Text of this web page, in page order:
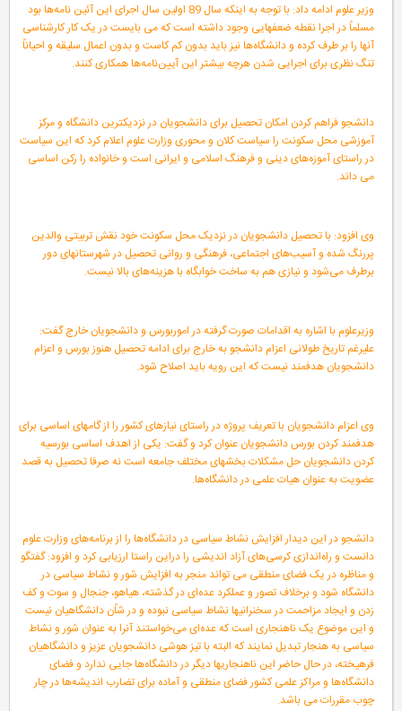
وزیر علوم ادامه داد: با توجه به اینکه سال 89 اولین سال اجرای این آئین نامه‌ها بود
مسلماً در اجرا نقطه ضعفهایی وجود داشته است که می بایست در یک کار کارشناسی
آنها را بر طرف کرده و دانشگاه‌ها نیز باید بدون کم کاست و بدون اعمال سلیقه و احیاناً
تنگ نظری برای اجرایی شدن هرچه بیشتر این آیین‌نامه‌ها همکاری کنند.
دانشجو فراهم کردن امکان تحصیل برای دانشجویان در نزدیکترین دانشگاه و مرکز
آموزشی محل سکونت را سیاست کلان و محوری وزارت علوم اعلام کرد که این سیاست
در راستای آموزه‌های دینی و فرهنگ اسلامی و ایرانی است و خانواده را رکن اساسی
می داند.
وی افزود: با تحصیل دانشجویان در نزدیک محل سکونت خود نقش تربیتی والدین
پررنگ شده و آسیب‌های اجتماعی، فرهنگی و روانی تحصیل در شهرستانهای دور
برطرف می‌شود و نیازی هم به ساخت خوابگاه با هزینه‌های بالا نیست.
وزیرعلوم با اشاره به اقدامات صورت گرفته در اموربورس و دانشجویان خارج گفت:
علیرغم تاریخ طولانی اعزام دانشجو به خارج برای ادامه تحصیل هنوز بورس و اعزام
دانشجویان هدفمند نیست که این رویه باید اصلاح شود.
وی اعزام دانشجویان با تعریف پروژه در راستای نیازهای کشور را از گامهای اساسی برای
هدفمند کردن بورس دانشجویان عنوان کرد و گفت: یکی از اهدف اساسی بورسیه
کردن دانشجویان حل مشکلات بخشهای مختلف جامعه است نه صرفا تحصیل به قصد
عضویت به عنوان هیات علمی در دانشگاه‌ها.
دانشجو در این دیدار افزایش نشاط سیاسی در دانشگاه‌ها را از برنامه‌های وزارت علوم
دانست و راه‌اندازی کرسی‌های آزاد اندیشی را دراین راستا ارزیابی کرد و افزود: گفتگو
و مناظره در یک فضای منطقی می تواند منجر به افزایش شور و نشاط سیاسی در
دانشگاه شود و برخلاف تصور و عملکرد عده‌ای در گذشته، هیاهو، جنجال و سوت و کف
زدن و ایجاد مزاحمت در سخنرانیها نشاط سیاسی نبوده و در شاًن دانشگاهیان نیست
و این موضوع یک ناهنجاری است که عده‌ای می‌خواستند آنرا به عنوان شور و نشاط
سیاسی به هنجار تبدیل نمایند که البته با تیز هوشی دانشجویان عزیز و دانشگاهیان
فرهیخته، در حال حاضر این ناهنجاریها دیگر در دانشگاه‌ها جایی ندارد و فضای
دانشگاه‌ها و مراکز علمی کشور فضای منطقی و آماده برای تضارب اندیشه‌ها در چار
چوب مقررات می باشد.